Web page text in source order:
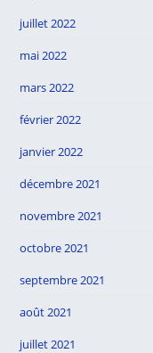
juillet 2022
mai 2022
mars 2022
février 2022
janvier 2022
décembre 2021
novembre 2021
octobre 2021
septembre 2021
août 2021
juillet 2021